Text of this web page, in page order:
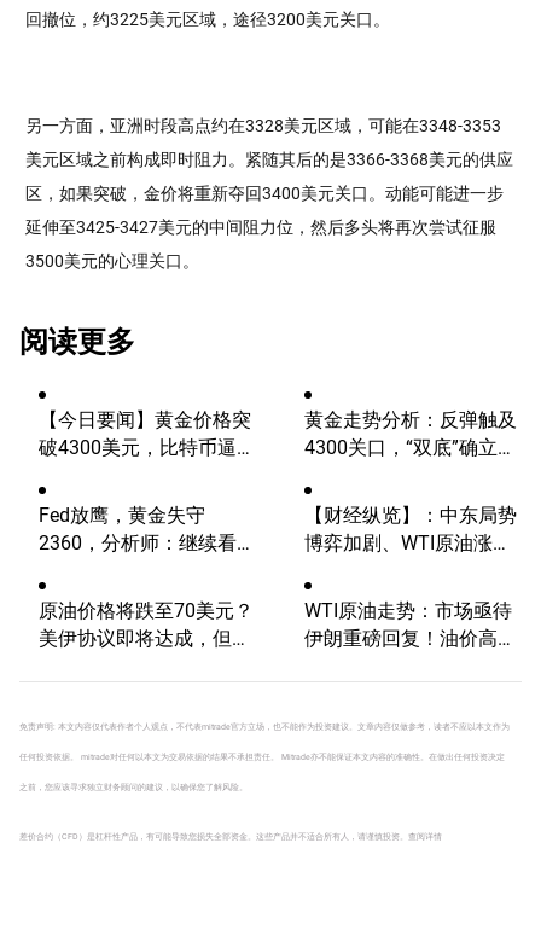
回撤位，约3225美元区域，途径3200美元关口。
另一方面，亚洲时段高点约在3328美元区域，可能在3348-3353
美元区域之前构成即时阻力。紧随其后的是3366-3368美元的供应
区，如果突破，金价将重新夺回3400美元关口。动能可能进一步
延伸至3425-3427美元的中间阻力位，然后多头将再次尝试征服
3500美元的心理关口。
阅读更多
【今日要闻】黄金价格突
破4300美元，比特币逼近
黄金走势分析：反弹触及
4300关口，“双底”确立剑
Fed放鹰，黄金失守
2360，分析师：继续看
【财经纵览】：中东局势
博弈加剧、WTI原油涨超
率、美元反弹，道指终结
五连涨！
原油价格将跌至70美元？
美伊协议即将达成，但小
WTI原油走势：市场亟待
伊朗重磅回复！油价高波
免责声明: 本文内容仅代表作者个人观点，不代表mitrade官方立场，也不能作为投资建议。文章内容仅做参考，读者不应以本文作为
任何投资依据。 mitrade对任何以本文为交易依据的结果不承担责任。 Mitrade亦不能保证本文内容的准确性。在做出任何投资决定
之前，您应该寻求独立财务顾问的建议，以确保您了解风险。
差价合约（CFD）是杠杆性产品，有可能导致您损失全部资金。这些产品并不适合所有人，请谨慎投资。 查阅详情